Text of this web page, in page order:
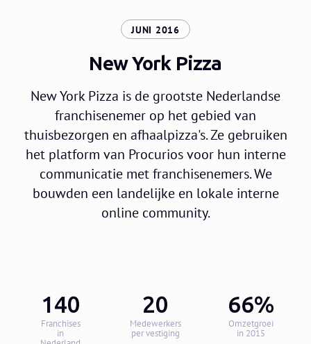
JUNI 2016:
New York Pizza
New York Pizza is de grootste Nederlandse
franchisenemer op het gebied van
thuisbezorgen en afhaalpizza's. Ze gebruiken
het platform van Procurios voor hun interne
communicatie met franchisenemers. We
bouwden een landelijke en lokale interne
online community.
140
Franchises
in
20
Medewerkers
per vestiging
66%
Omzetgroei
in 2015